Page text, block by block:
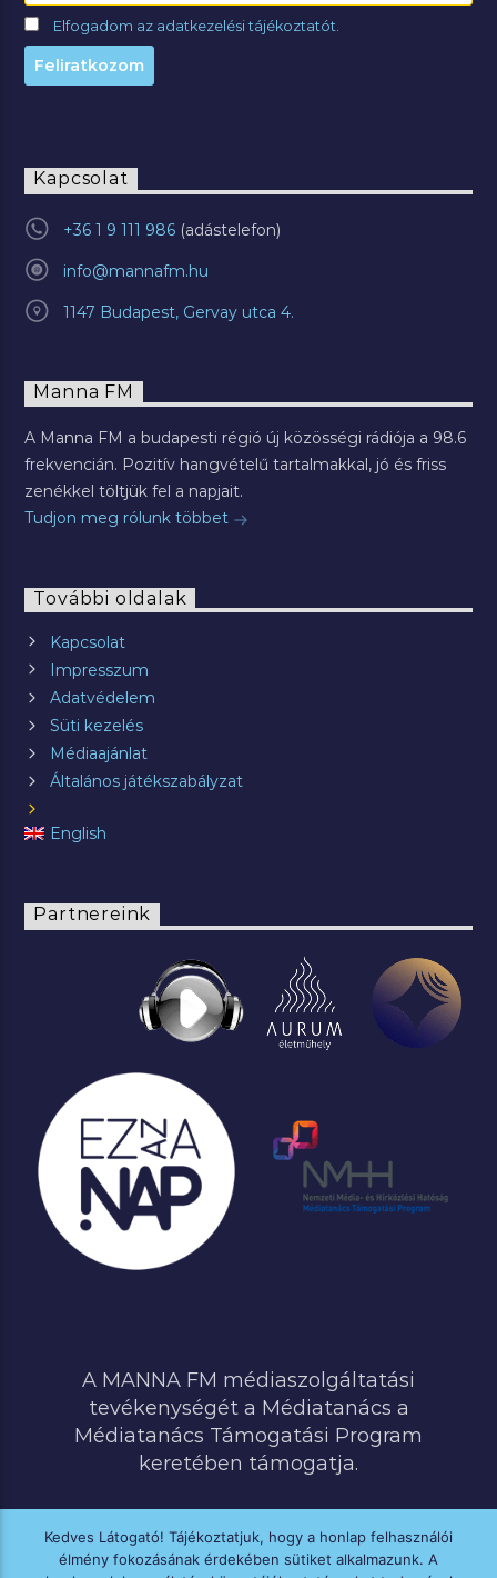
Elfogadom az adatkezelési tájékoztatót.
Kapcsolat
+36 1 9 111 986
info@mannafm.hu
1147 Budapest, Gervay utca 4.
Manna FM
A Manna FM a budapesti régió új közösségi rádiója a 98.6
frekvencián. Pozitív hangvételű tartalmakkal, jó és friss
zenékkel töltjük fel a napjait.
Tudjon meg rólunk többet
További oldalak
Kapcsolat
Impresszum
Adatvédelem
Süti kezelés
Médiaajánlat
Általános játékszabályzat
English
Partnereink
A MANNA FM médiaszolgáltatási
tevékenységét a Médiatanács a
Médiatanács Támogatási Program
keretében támogatja.
MINDEN JOG FENNTARTVA © 2020 MANNA FM
Kedves Látogató! Tájékoztatjuk, hogy a honlap felhasználói
élmény fokozásának érdekében sütiket alkalmazunk. A